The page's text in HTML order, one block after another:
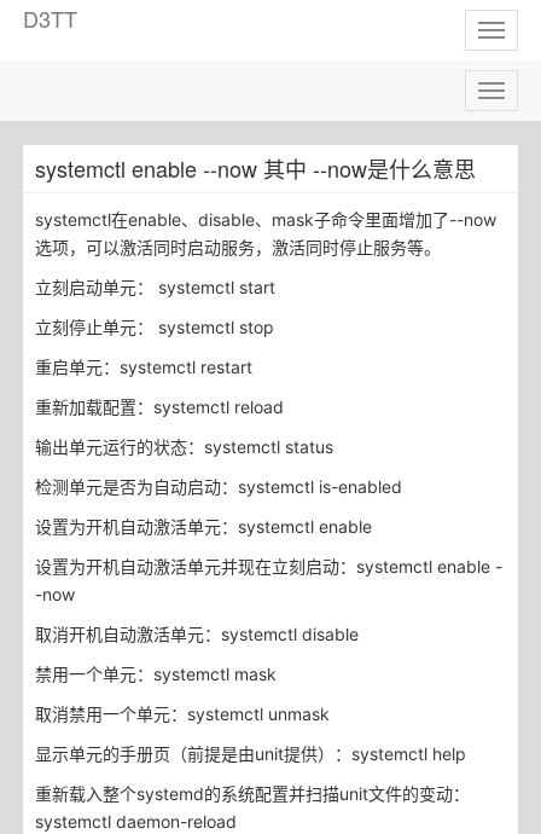
Toggle
D3TT
Toggle
systemctl enable --now 其中 --now是什么意思
systemctl在enable、disable、mask子命令里面增加了--now
选项，可以激活同时启动服务，激活同时停止服务等。
立刻启动单元： systemctl start
立刻停止单元： systemctl stop
重启单元：systemctl restart
重新加载配置：systemctl reload
输出单元运行的状态：systemctl status
检测单元是否为自动启动：systemctl is-enabled
设置为开机自动激活单元：systemctl enable
设置为开机自动激活单元并现在立刻启动：systemctl enable -
-now
取消开机自动激活单元：systemctl disable
禁用一个单元：systemctl mask
取消禁用一个单元：systemctl unmask
显示单元的手册页（前提是由unit提供）：systemctl help
重新载入整个systemd的系统配置并扫描unit文件的变动：
systemctl daemon-reload